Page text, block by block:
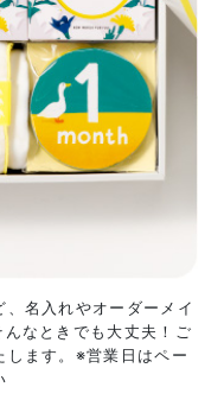
名入れやオーダーメイ
なときでも大丈夫！ご
します。※営業日はペー